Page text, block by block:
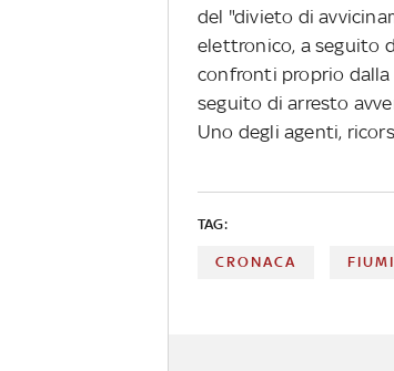
del "divieto di
elettronico, a seguito
confronti proprio dalla
seguito di arresto
Uno degli agenti,
TAG:
CRONACA